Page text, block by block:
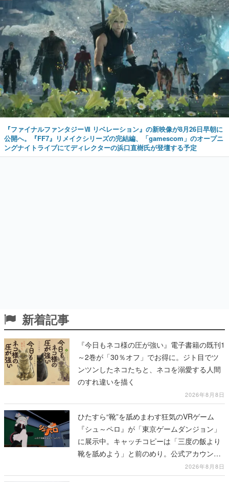
『ファイナルファンタジーⅦ リベレーション』の新映像が8月26日早朝に
公開へ。『FF7』リメイクシリーズの完結編、「gamescom」のオープニ
ングナイトライブにてディレクターの浜口直樹氏が登壇する予定
新着記事
『今日もネコ様の圧が強い』電子書籍の既刊1
～2巻が「30％オフ」でお得に。ジト目でツ
ンツンしたネコたちと、ネコを溺愛する人間
のすれ違いを描く
2026年8月8日
ひたすら“靴”を舐めまわす狂気のVRゲーム
『シュ～ペロ』が「東京ゲームダンジョン」
に展示中。キャッチコピーは「三度の飯より
靴を舐めよう」と前のめり。公式アカウント
も開設され、2026年リリースに向けて開発中
2026年8月8日